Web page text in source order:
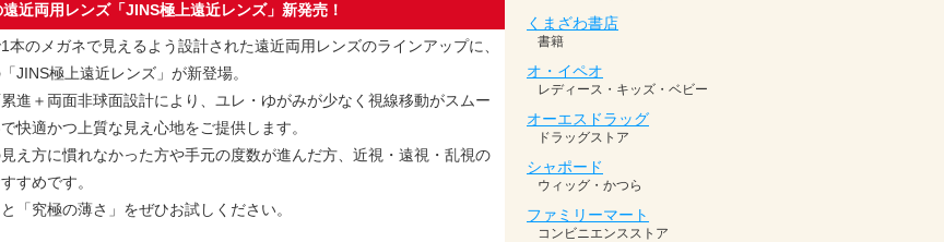
近両用レンズ「JINS極上遠近レンズ」新発売！
本のメガネで見えるよう設計された遠近両用レンズのラインアップに、
JINS極上遠近レンズ」が新登場。
進＋両面非球面設計により、ユレ・ゆがみが少なく視線移動がスムー
快適かつ上質な見え心地をご提供します。
え方に慣れなかった方や手元の度数が進んだ方、近視・遠視・乱視の
すめです。
「究極の薄さ」をぜひお試しください。